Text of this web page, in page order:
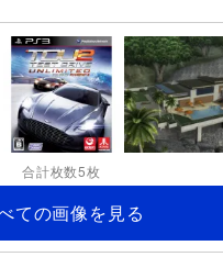
合計枚数5枚
ての画像を見る